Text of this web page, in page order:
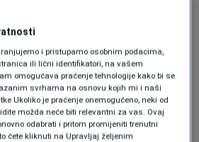
uprkos protivljenju nekih
ulagača i
ali Mask bi se
dugom pravnom borbom
Delavera koji je u
i pristupamo osobnim podacima,
ili lični identifikatori, na vašem
omogućava praćenje tehnologije kako bi se
svrhama na osnovu kojih mi i naši
Ukoliko je praćenje onemogućeno, neki od
možda neće biti relevantni za vas. Ovaj
odabrati i pritom promijeniti trenutni
ćete kliknuti na Upravljaj željenim